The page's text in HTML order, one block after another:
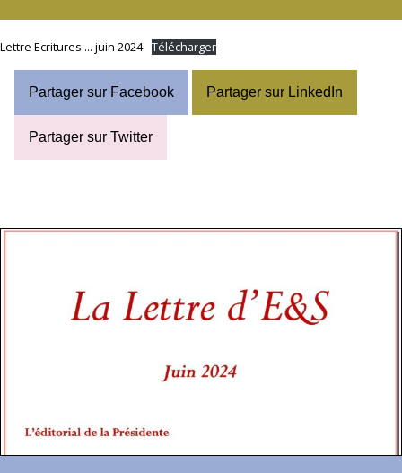
Lettre Ecritures ... juin 2024 Télécharger
Partager sur Facebook Partager sur LinkedIn
Partager sur Twitter